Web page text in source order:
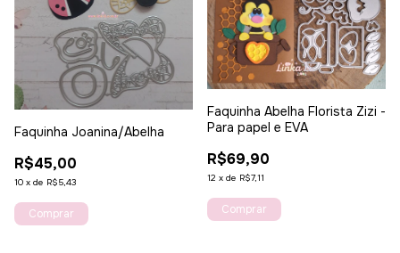
Faquinha Joanina/Abelha
R$45,00
10 x de R$5,43
Faquinha Abelha Florista Zizi -
Para papel e EVA
R$69,90
12 x de R$7,11